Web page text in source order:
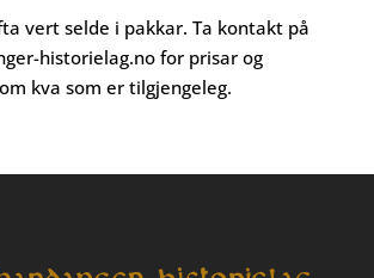
vert selde i pakkar. Ta kontakt på
historielag.nofor prisar og
kva som er tilgjengeleg.